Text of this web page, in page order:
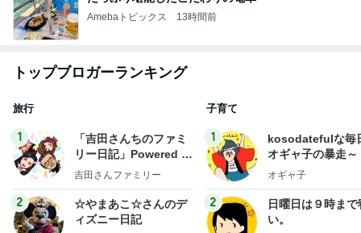
Amebaトピックス 13時間前
トップブロガーランキング
旅行
1
「吉田さんちのファミ
リー日記」Powered b
y Ameba 吉田さんファ
ログ
吉田さんファミリー
2
☆やまあこ☆さんのデ
ィズニー日記
子育て
1
kosodatefulな毎
オギャ子の暴走～
オギャ子
2
日曜日は９時まで
い。